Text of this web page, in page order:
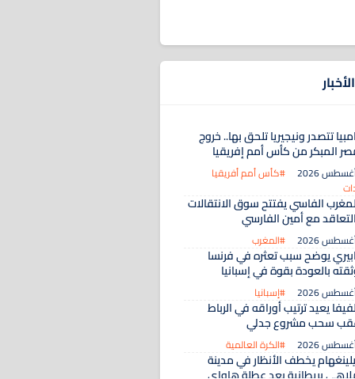
تتصدر ونيجيريا تلحق بها.. خروج
المبكر من كأس أمم إفريقيا
#كأس أمم أفريقيا
الفاسي يفتتح سوق الانتقالات
مع أمين الفارسي
#المغرب
يوضح سبب تعثره في فرنسا
بالعودة بقوة في إسبانيا
#إسبانيا
يعيد ترتيب أوراقه في الرباط
سحب مشروع جدلي
#الكرة العالمية
يخطف الأنظار في مدينة